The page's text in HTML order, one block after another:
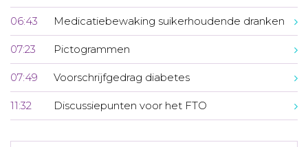
06:43 Medicatiebewaking suikerhoudende dranken
07:23 Pictogrammen
07:49 Voorschrijfgedrag diabetes
11:32 Discussiepunten voor het FTO